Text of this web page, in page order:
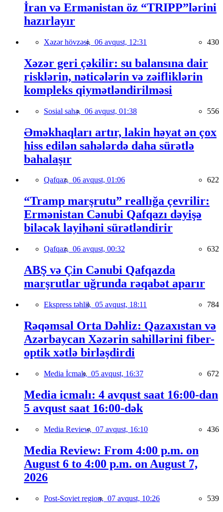
İran və Ermənistan öz “TRIPP”lərini
hazırlayır
Xəzər hövzəsi, 06 avqust, 12:31 430
Xəzər geri çəkilir: su balansına dair
risklərin, nəticələrin və zəifliklərin
kompleks qiymətləndirilməsi
Sosial sahə, 06 avqust, 01:38 556
Əməkhaqları artır, lakin həyat ən çox
hiss edilən sahələrdə daha sürətlə
bahalaşır
Qafqaz, 06 avqust, 01:06 622
“Tramp marşrutu” reallığa çevrilir:
Ermənistan Cənubi Qafqazı dəyişə
biləcək layihəni sürətləndirir
Qafqaz, 06 avqust, 00:32 632
ABŞ və Çin Cənubi Qafqazda
marşrutlar uğrunda rəqabət aparır
Ekspress təhlil, 05 avqust, 18:11 784
Rəqəmsal Orta Dəhliz: Qazaxıstan və
Azərbaycan Xəzərin sahillərini fiber-
optik xətlə birləşdirdi
Media İcmalı, 05 avqust, 16:37 672
Media icmalı: 4 avqust saat 16:00-dan
5 avqust saat 16:00-dək
Media Review, 07 avqust, 16:10 436
Media Review: From 4:00 p.m. on
August 6 to 4:00 p.m. on August 7,
2026
Post-Soviet region, 07 avqust, 10:26 539